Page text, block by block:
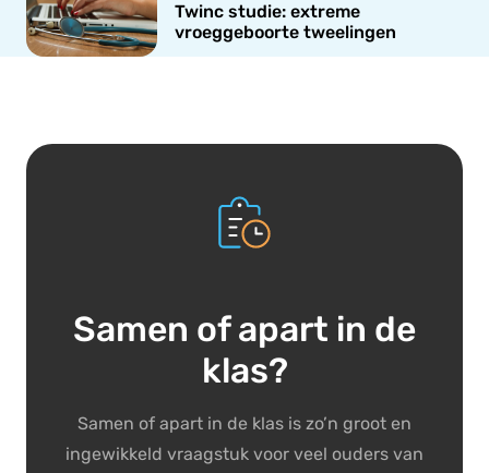
Twinc studie: extreme
vroeggeboorte tweelingen
Samen of apart in de
klas?
Samen of apart in de klas is zo’n groot en
ingewikkeld vraagstuk voor veel ouders van